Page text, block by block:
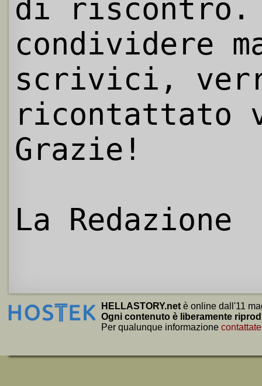
di riscontro.
condividere
scrivici,
ricontattato
Grazie!
La Redazione
HELLASTORY.net è online dall'11
Ogni contenuto è liberamente
Per qualunque informazione